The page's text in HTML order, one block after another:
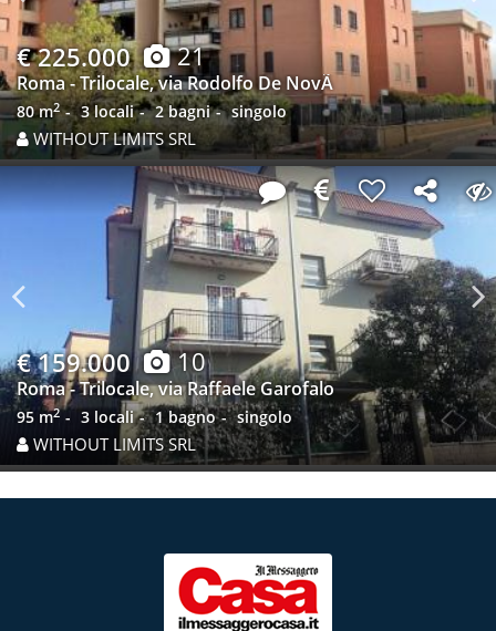
Previous
€ 225.000 21
Roma - Trilocale, via Rodolfo De NovÃ
80 m2 3 locali 2 bagni singolo
WITHOUT LIMITS SRL
Previous
€ 159.000 10
Roma - Trilocale, via Raffaele Garofalo
95 m2 3 locali 1 bagno singolo
WITHOUT LIMITS SRL